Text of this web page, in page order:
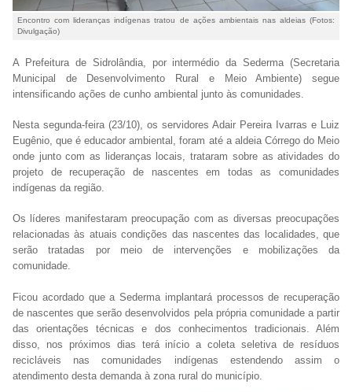
Encontro com lideranças indígenas tratou de ações ambientais nas aldeias (Fotos:
Divulgação)
A Prefeitura de Sidrolândia, por intermédio da Sederma (Secretaria
Municipal de Desenvolvimento Rural e Meio Ambiente) segue
intensificando ações de cunho ambiental junto às comunidades.
Nesta segunda-feira (23/10), os servidores Adair Pereira Ivarras e Luiz
Eugênio, que é educador ambiental, foram até a aldeia Córrego do Meio
onde junto com as lideranças locais, trataram sobre as atividades do
projeto de recuperação de nascentes em todas as comunidades
indígenas da região.
Os líderes manifestaram preocupação com as diversas preocupações
relacionadas às atuais condições das nascentes das localidades, que
serão tratadas por meio de intervenções e mobilizações da
comunidade.
Ficou acordado que a Sederma implantará processos de recuperação
de nascentes que serão desenvolvidos pela própria comunidade a partir
das orientações técnicas e dos conhecimentos tradicionais. Além
disso, nos próximos dias terá início a coleta seletiva de resíduos
recicláveis nas comunidades indígenas estendendo assim o
atendimento desta demanda à zona rural do município.